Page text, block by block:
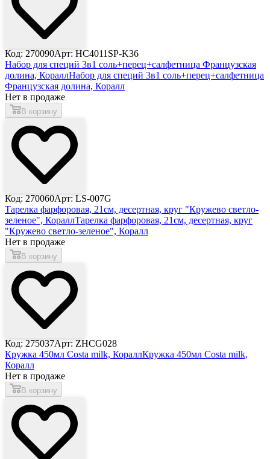
Код: 270090Арт: HC4011SP-K36
Набор для специй 3в1 соль+перец+салфетница Французская
долина, КораллНабор для специй 3в1 соль+перец+салфетница
Французская долина, Коралл
Нет в продаже
В корзину
Код: 270060Арт: LS-007G
Тарелка фарфоровая, 21см, десертная, круг "Кружево светло-
зеленое", КораллТарелка фарфоровая, 21см, десертная, круг
"Кружево светло-зеленое", Коралл
Нет в продаже
В корзину
Код: 275037Арт: ZHCG028
Кружка 450мл Costa milk, КораллКружка 450мл Costa milk,
Коралл
Нет в продаже
В корзину